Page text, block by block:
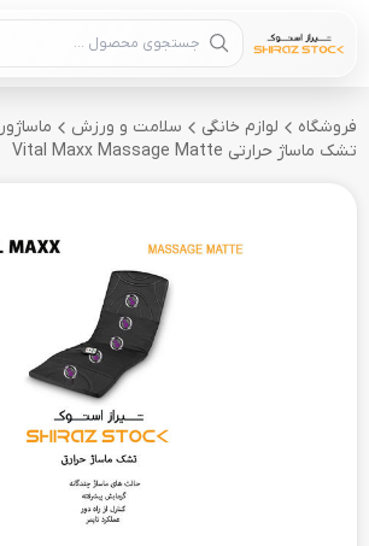
جستجوی محصول
فروشگاه لوازم خانگی سلامت و ورزش
ماساژور
تشک ماساژ حرارتی Vital Maxx Massage Matte